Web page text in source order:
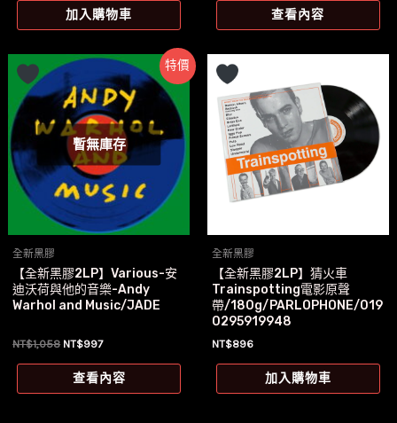
價
格：
價
格：
加入購物車 查看內容
特價
暫無庫存
全新黑膠
【全新黑膠2LP】Various-安
迪沃荷與他的音樂-Andy
Warhol and Music/JADE
NT$1,058 原
價
格：
NT$997目
價
格：
查看內容
全新黑膠
【全新黑膠2LP】猜火車
Trainspotting電影原聲
帶/180g/PARLOPHONE/019
0295919948
NT$896
加入購物車